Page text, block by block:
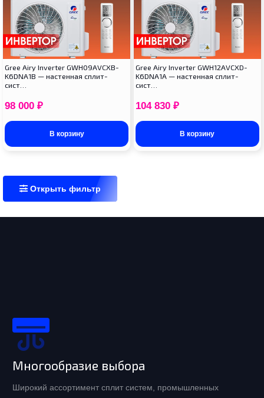
Gree Airy Inverter GWH09AVCXB-
K6DNA1B — настенная сплит-
сист…
98 000 ₽
В корзину
Gree Airy Inverter GWH12AVCXD-
K6DNA1A — настенная сплит-
сист…
104 830 ₽
В корзину
Открыть фильтр
Многообразие выбора
Широкий ассортимент сплит систем, промышленных